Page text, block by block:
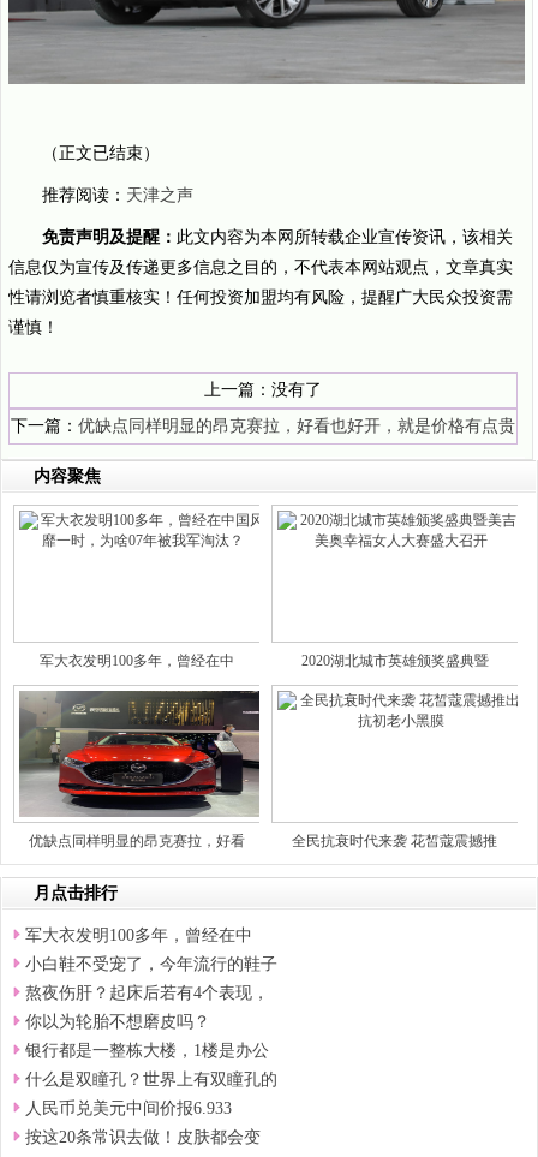
（正文已结束）
推荐阅读： 天津之声
免责声明及提醒： 此文内容为本网所转载企业宣传资讯，该相关
信息仅为宣传及传递更多信息之目的，不代表本网站观点，文章真实
性请浏览者慎重核实！任何投资加盟均有风险，提醒广大民众投资需
谨慎！
上一篇：没有了
下一篇： 优缺点同样明显的昂克赛拉，好看也好开，就是价格有点贵
内容聚焦
军大衣发明100多年，曾经在中 2020湖北城市英雄颁奖盛典暨
优缺点同样明显的昂克赛拉，好看 全民抗衰时代来袭 花皙蔻震撼推
月点击排行
军大衣发明100多年，曾经在中
小白鞋不受宠了，今年流行的鞋子
熬夜伤肝？起床后若有4个表现，
你以为轮胎不想磨皮吗？
银行都是一整栋大楼，1楼是办公
什么是双瞳孔？世界上有双瞳孔的
人民币兑美元中间价报6.933
按这20条常识去做！皮肤都会变